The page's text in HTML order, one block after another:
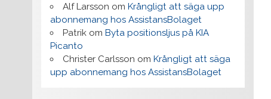
Alf Larsson omKrångligt att säga upp
abonnemang hos AssistansBolaget
Patrik omByta positionsljus på KIA
Picanto
Christer Carlsson omKrångligt att säga
upp abonnemang hos AssistansBolaget